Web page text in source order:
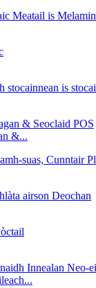
&...